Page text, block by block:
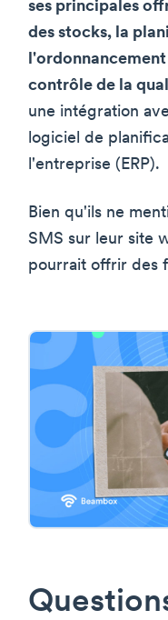
ses principales
des stocks, la
contrôle de la
une intégration
logiciel de
l'entreprise (ERP).
Bien qu'ils ne
SMS sur leur site
pourrait offrir des